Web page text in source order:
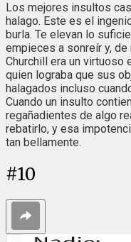
Los mejores insultos
halago. Este es el
burla. Te elevan lo
empieces a sonreír y,
Churchill era un virtuoso
quien lograba que sus
halagados incluso
Cuando un insulto
regañadientes de algo
rebatirlo, y esa
tan bellamente.
#10